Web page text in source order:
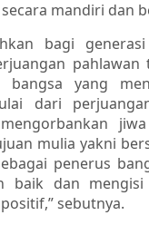
mandiri dan
bagi
pahlawan
yang
dari
mulia yakni
penerus
baik dan
sebutnya.